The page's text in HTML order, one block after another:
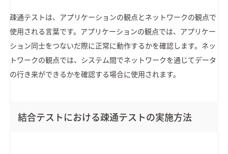
疎通テストは、アプリケーションの観点とネットワークの観点で
使用される言葉です。アプリケーションの観点では、アプリケー
ション同士をつないだ際に正常に動作するかを確認します。ネッ
トワークの観点では、システム間でネットワークを通じてデータ
の行き来ができるかを確認する場合に使用されます。
結合テストにおける疎通テストの実施方法